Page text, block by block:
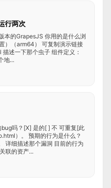
行两次
本的GrapesJS 你用的是什么浏
）（arm64） 可复制演示链接
述一下那个虫子 组件定义：
地...
bug吗？[X] 是的[ ] 不 可重复[此
）。 预期的行为是什么？
详细描述那个漏洞 目前的行为
联的资产...